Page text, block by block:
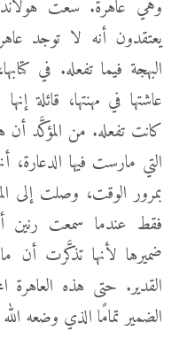
وهي عاهرة. سعت
يعتقدون أنه لا توجد
البهجة فيما تفعله. في
عاشتها في مهنتها، قائلة
كانت تفعله. من المؤكَّد أن
التي مارست فيها
بمرور الوقت، وصلت إلى
فقط عندما سمعت رنين
ضميرها لأنها تذكَّرت أن
القدير. حتى هذه العاهرة
الضمير تمامًا الذي وضعه